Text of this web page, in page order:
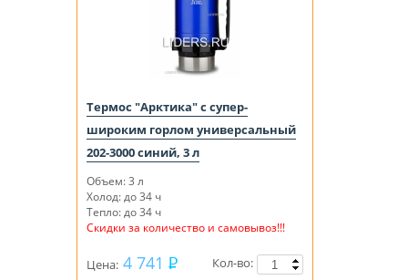
Термос "Арктика" с супер-
широким горлом универсальный
202-3000 синий, 3 л
Объем: 3 л
Холод: до 34 ч
Тепло: до 34 ч
Скидки за количество и самовывоз!!!
Цена: 4 741
Кол-во: